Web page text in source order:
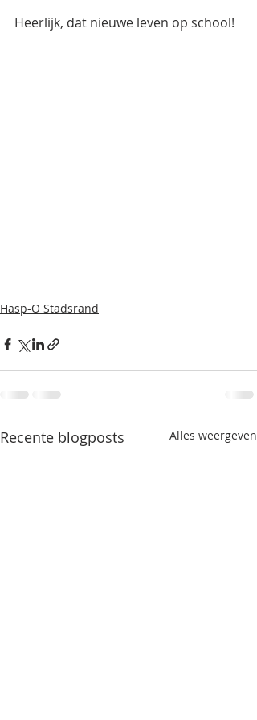
Heerlijk, dat nieuwe leven op school!
Hasp-O Stadsrand
Recente blogposts Alles weergeven